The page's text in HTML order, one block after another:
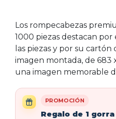
Los rompecabezas
1000 piezas destacan
las piezas y por su cartón
imagen montada, de 683
una imagen memorable
PROMOCIÓN
Regalo de 1 gorra